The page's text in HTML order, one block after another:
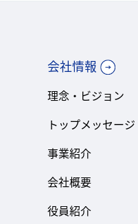
会社情報
理念・ビジョン
トップメッセージ
事業紹介
会社概要
役員紹介